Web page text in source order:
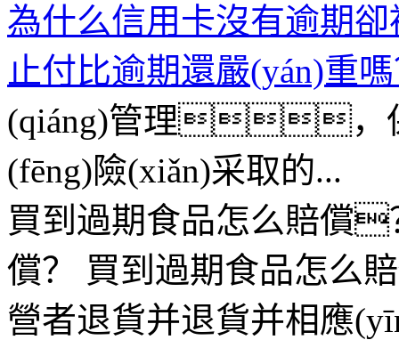
為什么信用卡沒有逾期
止付比逾期還嚴(yán)重
(qiáng)管理，
(fēng)險(xiǎn)采取的...
買到過期食品怎么賠償
償？
買到過期食品怎么
營者退貨并退貨并相